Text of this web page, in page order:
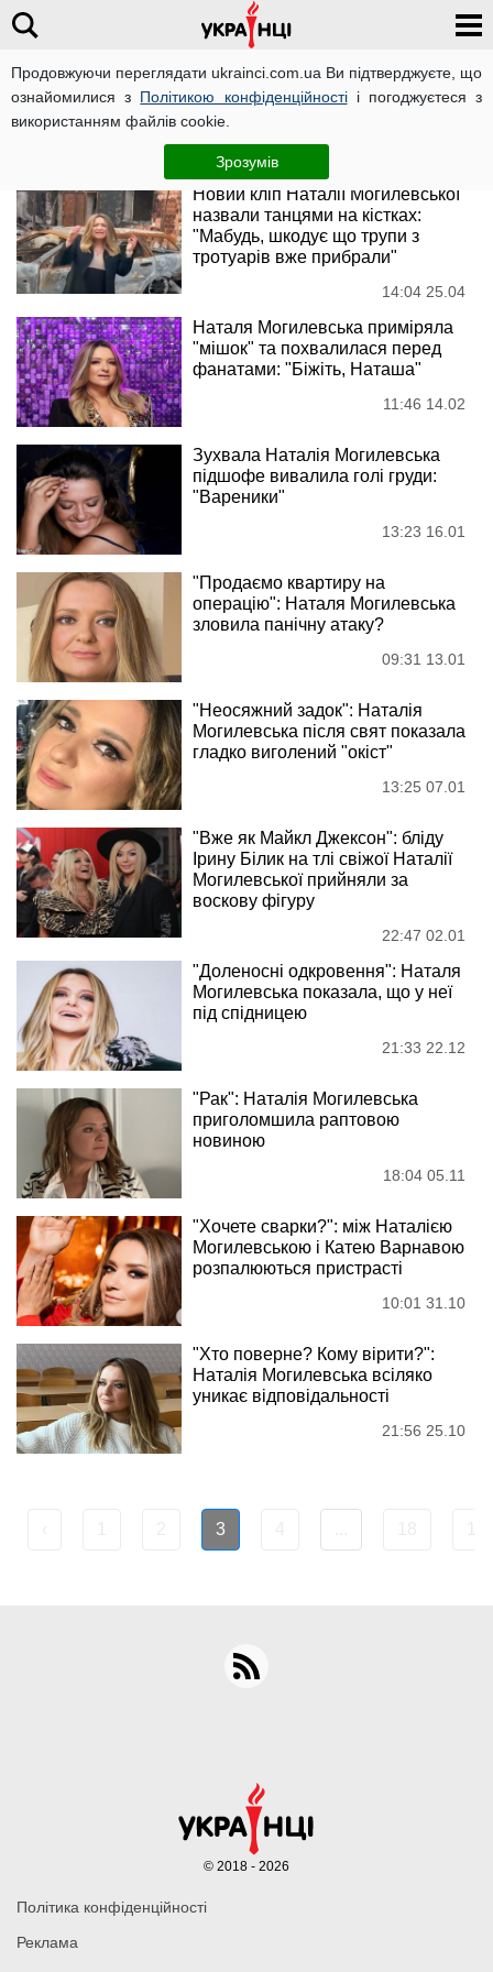
Продовжуючи переглядати ukrainci.com.ua Ви підтверджуєте, що
ознайомилися з Політикою конфіденційностіі погоджуєтеся з
використанням файлів cookie.
Зрозумів
Наталія Могилевська
Новий кліп Наталії Могилевської
назвали танцями на кістках:
"Мабудь, шкодує що трупи з
тротуарів вже прибрали"
14:04 25.04
Наталя Могилевська приміряла
"мішок" та похвалилася перед
фанатами: "Біжіть, Наташа"
11:46 14.02
Зухвала Наталія Могилевська
підшофе вивалила голі груди:
"Вареники"
13:23 16.01
"Продаємо квартиру на
операцію": Наталя Могилевська
зловила панічну атаку?
09:31 13.01
"Неосяжний задок": Наталія
Могилевська після свят показала
гладко виголений "окіст"
13:25 07.01
"Вже як Майкл Джексон": бліду
Ірину Білик на тлі свіжої Наталії
Могилевської прийняли за
воскову фігуру
22:47 02.01
"Доленосні одкровення": Наталя
Могилевська показала, що у неї
під спідницею
21:33 22.12
"Рак": Наталія Могилевська
приголомшила раптовою
новиною
18:04 05.11
"Хочете сварки?": між Наталією
Могилевською і Катею Варнавою
розпалюються пристрасті
10:01 31.10
"Хто поверне? Кому вірити?":
Наталія Могилевська всіляко
уникає відповідальності
21:56 25.10
3
Політика конфіденційності
Реклама
© 2018 - 2026